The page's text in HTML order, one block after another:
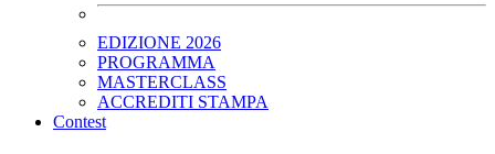
EDIZIONE 2026
PROGRAMMA
MASTERCLASS
ACCREDITI STAMPA
Contest